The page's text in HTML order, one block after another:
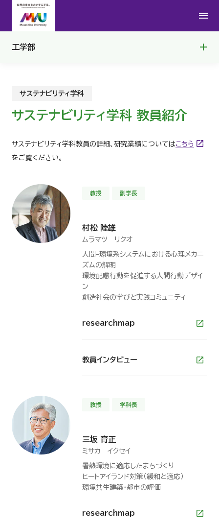
サステナビリティ学科
サステナビリティ学科 教員紹介
サステナビリティ学科教員の詳細、研究業績についてはこちら
をご覧ください。
教授 副学長
村松 陸雄
ムラマツ リクオ
人間-環境系システムにおける心理メカニ
ズムの解明
環境配慮行動を促進する人間行動デザイ
ン
創造社会の学びと実践コミュニティ
researchmap
教員インタビュー
教授 学科長
三坂 育正
ミサカ イクセイ
暑熱環境に適応したまちづくり
ヒートアイランド対策（緩和と適応）
環境共生建築・都市の評価
researchmap
工学部
数理工学科
学科ポリシー
数理工学コンテスト
3分でわかる数理工学講座
建築デザイン学科